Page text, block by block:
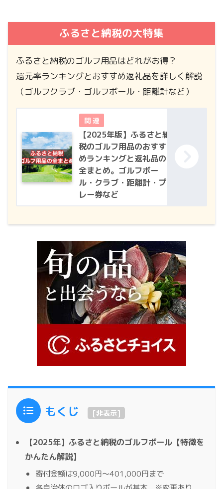
ふるさと納税の大特集
ふるさと納税のゴルフ用品はどれがお得？
還元率ランキングとおすすめ返礼品を詳しく解説
（ゴルフクラブ・ゴルフボール・距離計など）
【2025年版】ふるさと納
税のゴルフ用品のおすす
めランキングと返礼品の
全まとめ。ゴルフボー
ル・クラブ・距離計・プ
レー券など
もくじ [非表示]
【2025年】ふるさと納税のゴルフボール【特徴を
かんたん解説】
寄付金額は9,000円～401,000円まで